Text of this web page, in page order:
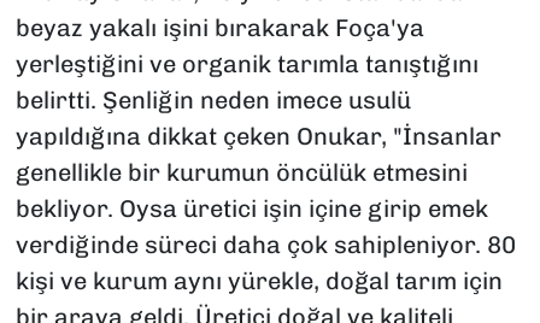
beyaz yakalı işini bırakarak Foça'ya
yerleştiğini ve organik tarımla tanıştığını
belirtti. Şenliğin neden imece usulü
yapıldığına dikkat çeken Onukar, "İnsanlar
genellikle bir kurumun öncülük etmesini
bekliyor. Oysa üretici işin içine girip emek
verdiğinde süreci daha çok sahipleniyor. 80
kişi ve kurum aynı yürekle, doğal tarım için